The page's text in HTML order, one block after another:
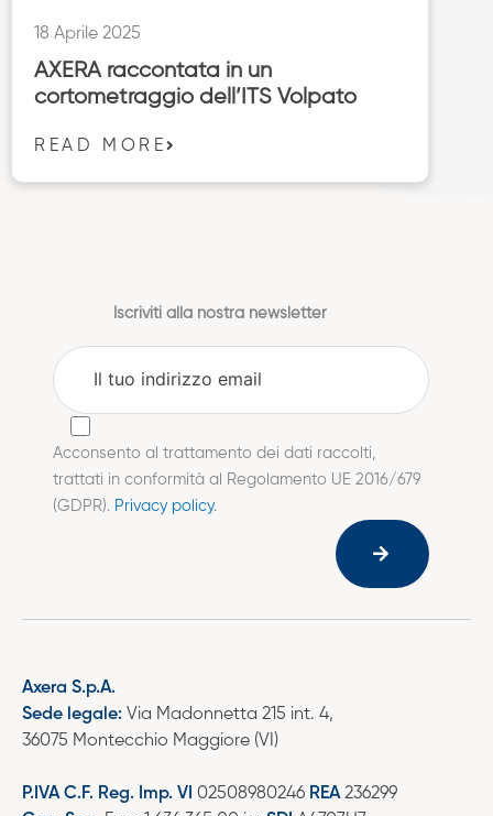
18 Aprile 2025
AXERA raccontata in un
cortometraggio dell’ITS Volpato
READ MORE
Iscriviti alla nostra newsletter
Acconsento al trattamento dei dati raccolti,
trattati in conformità al Regolamento UE 2016/679
(GDPR). Privacy policy.
Axera S.p.A.
Sede legale: Via Madonnetta 215 int. 4,
36075 Montecchio Maggiore (VI)
P.IVA C.F. Reg. Imp. VI 02508980246 REA236299